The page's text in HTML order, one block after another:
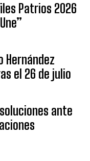
Patrios 2026
Hernández
el 26 de julio
ante